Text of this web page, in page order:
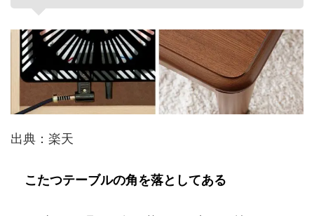
出典：楽天
こたつテーブルの角を落としてある